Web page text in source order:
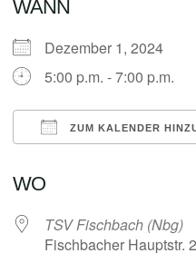
WANN
Dezember 1, 2024
5:00 p.m. - 7:00 p.m.
ZUM KALENDER
WO
TSV Fischbach (Nbg)
Fischbacher Hauptstr.